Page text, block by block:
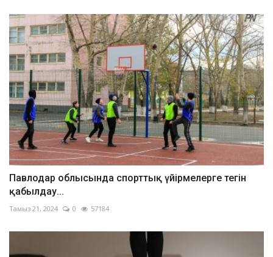
Павлодар облысында спорттық үйірмелерге тегін
қабылдау...
Тамыз 21, 2024 0 57184